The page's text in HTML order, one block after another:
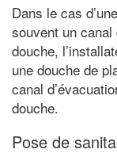
Dans le cas
souvent un canal
douche,
une douche de
canal
douche.
Pose de